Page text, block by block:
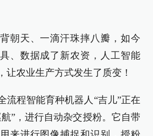
朝天、一滴汗珠摔八瓣，如今
、数据成了新农资，人工智能
让农业生产方式发生了质变！
流程智能育种机器人“吉儿”正在
”，进行自动杂交授粉。它自带